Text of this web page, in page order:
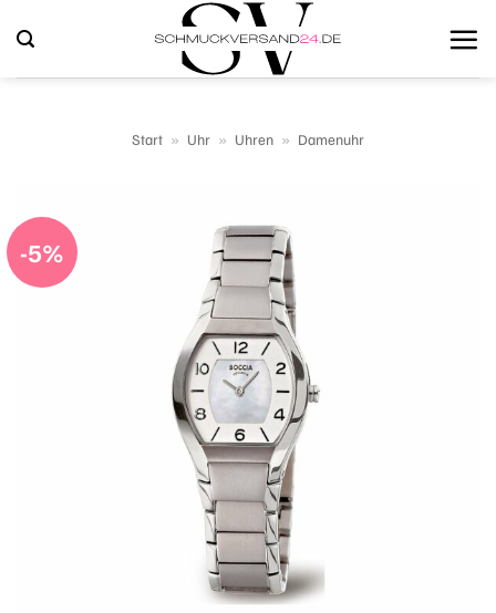
Inhalt
springen
Start » Uhr » Uhren » Damenuhr
-5%